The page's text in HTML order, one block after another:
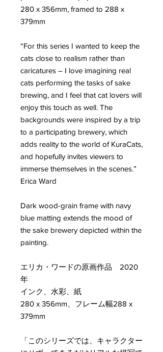
280 x 356mm, framed to 288 x
379mm
“For this series I wanted to keep the
cats close to realism rather than
caricatures ― I love imagining real
cats performing the tasks of sake
brewing, and I feel that cat lovers will
enjoy this touch as well. The
backgrounds were inspired by a trip
to a participating brewery, which
adds reality to the world of KuraCats,
and hopefully invites viewers to
immerse themselves in the scenes.”
Erica Ward
Dark wood-grain frame with navy
blue matting extends the mood of
the sake brewery depicted within the
painting.
エリカ・ワードの原画作品 2020
年
インク、水彩、紙
280 x 356mm、フレーム幅288 x
379mm
「このシリーズでは、キャラクター